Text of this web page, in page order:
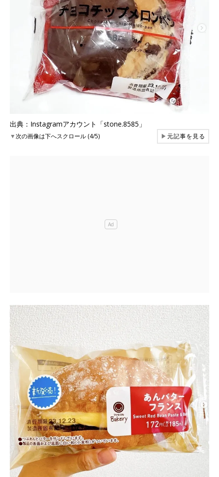
出典：Instagramアカウント「stone.8585」
▼次の画像は下へスクロール (4/5) ▶元記事を見る